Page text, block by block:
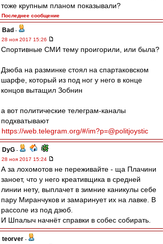
тоже крупным планом показывали?
Последнее сообщение
Bad -
28 ноя 2017 15:26
Спортивные СМИ тему проигорили, или была?
Дзюба на разминке стоял на спартаковском
шарфе, который из под ног у него в конце
концов вытащил Зобнин
а вот политические телеграм-каналы
подхватывают
https://web.telegram.org/#/im?p=@politjoystic
DyG -
28 ноя 2017 15:24
А за лохомотов не переживайте - ща Плачини
заноет, что у него креативщика в средней
линии нету, выплачет в зимние каникулы себе
пару Миранчуков и замаринует их на лавке. В
рассоле из под дзюб.
И Шпалыч начнёт справки в собес собирать.
teorver -